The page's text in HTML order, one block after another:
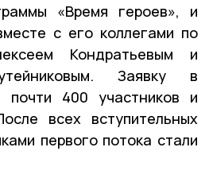
«Время героев», и
с его коллегами по
Кондратьевым и
Заявку в
почти 400 участников и
всех вступительных
первого потока стали